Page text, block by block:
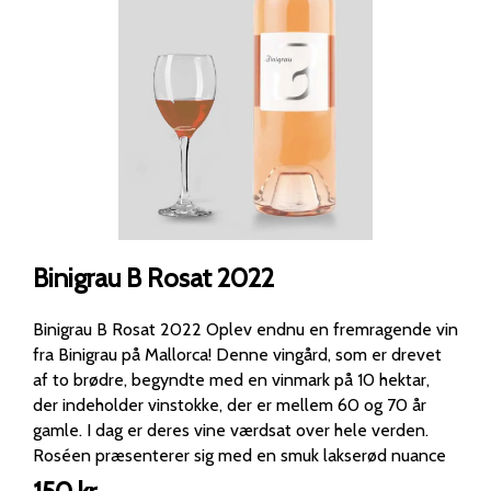
Binigrau B Rosat 2022
Binigrau B Rosat 2022 Oplev endnu en fremragende vin
fra Binigrau på Mallorca! Denne vingård, som er drevet
af to brødre, begyndte med en vinmark på 10 hektar,
der indeholder vinstokke, der er mellem 60 og 70 år
gamle. I dag er deres vine værdsat over hele verden.
Roséen præsenterer sig med en smuk lakserød nuance
og byder på duftnoter af brombær, solbær og vilde